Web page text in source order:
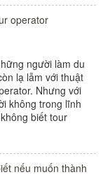
- ngoại cảnh
operator
người làm du
lạ lẫm với thuật
Nhưng với
không trong lĩnh
biết tour
khách sạn
nếu muốn thành